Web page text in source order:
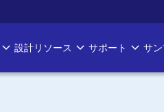
設計リソース サポート サ